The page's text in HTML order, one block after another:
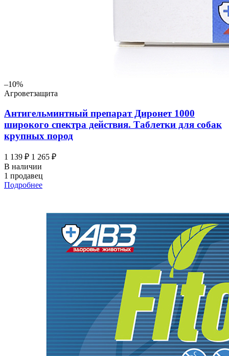
–10%
Агроветзащита
Антигельминтный препарат Диронет 1000
широкого спектра действия. Таблетки для собак
крупных пород
1 139 ₽ 1 265 ₽
В наличии
1 продавец
Подробнее